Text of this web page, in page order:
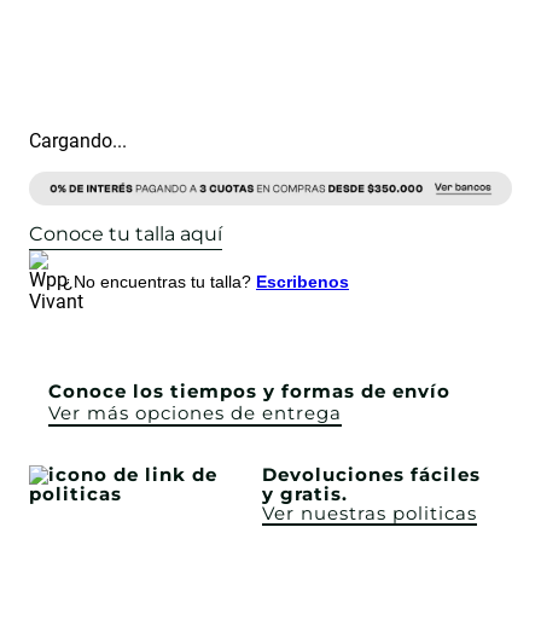
Cargando...
Conoce tu talla aquí
¿No encuentras tu talla? Escribenos
Conoce los tiempos y formas de envío
Ver más opciones de entrega
Devoluciones fáciles
y gratis.
Ver nuestras politicas